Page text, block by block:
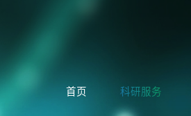
首页 科研服务